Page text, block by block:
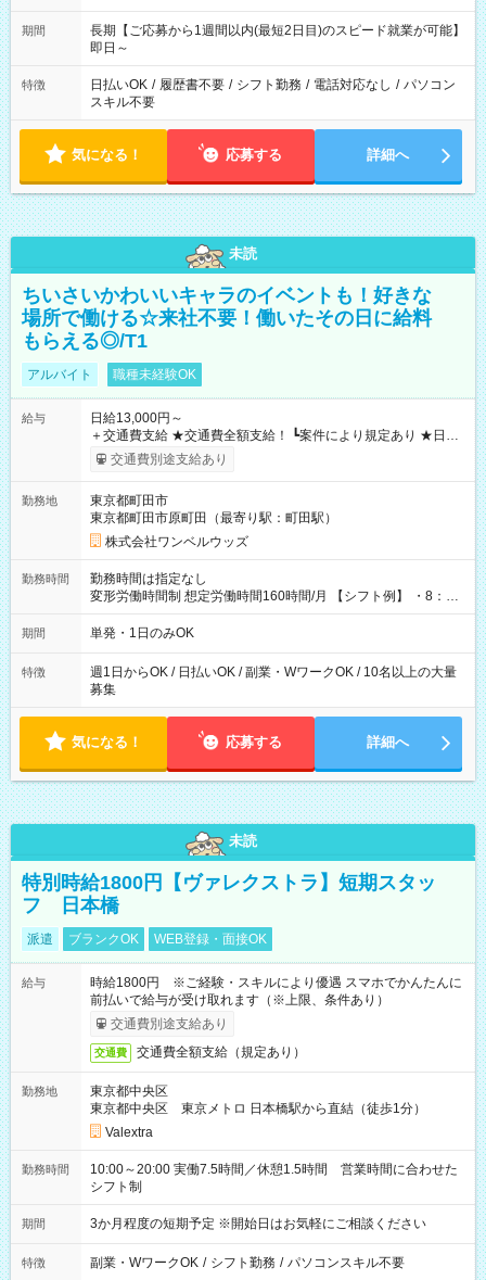
期間
長期【ご応募から1週間以内(最短2日目)のスピード就業が可能】
即日～
特徴 日払いOK / 履歴書不要 / シフト勤務 / 電話対応なし / パソコン
スキル不要
気になる！ 応募する 詳細へ
未読
ちいさいかわいいキャラのイベントも！好きな
場所で働ける☆来社不要！働いたその日に給料
もらえる◎/T1
アルバイト 職種未経験OK
給与
日給13,000円～
＋交通費支給 ★交通費全額支給！ ┗案件により規定あり ★日払
いOK！（規定あり） ┗働いたその日に現金GET♪ お仕事後はコ
ンビニATMから 日払い分を引き落とせます！ 【試用期間】試
交通費別途支給あり
勤務地
東京都町田市
東京都町田市原町田（最寄り駅：町田駅）
株式会社ワンベルウッズ
勤務時間
勤務時間は指定なし
変形労働時間制 想定労働時間160時間/月 【シフト例】 ・8：00
～21：00
期間 単発・1日のみOK
特徴
週1日からOK / 日払いOK / 副業・WワークOK / 10名以上の大量
募集
気になる！ 応募する 詳細へ
未読
特別時給1800円【ヴァレクストラ】短期スタッ
フ 日本橋
派遣 ブランクOK WEB登録・面接OK
給与
時給1800円 ※ご経験・スキルにより優遇 スマホでかんたんに
前払いで給与が受け取れます（※上限、条件あり）
交通費別途支給あり
交通費 交通費全額支給（規定あり）
勤務地
東京都中央区
東京都中央区 東京メトロ 日本橋駅から直結（徒歩1分）
Valextra
勤務時間
10:00～20:00 実働7.5時間／休憩1.5時間 営業時間に合わせた
シフト制
期間 3か月程度の短期予定 ※開始日はお気軽にご相談ください
特徴 副業・WワークOK / シフト勤務 / パソコンスキル不要